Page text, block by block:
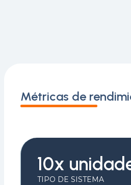
Métricas de
10x
TIPO DE SISTEMA